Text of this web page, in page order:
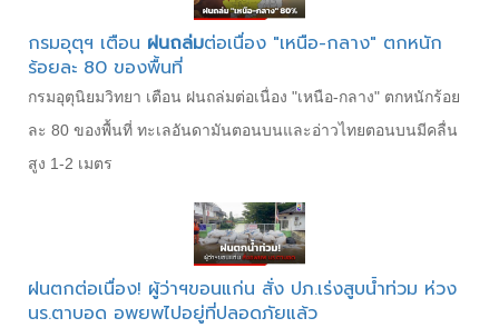
กรมอุตุฯ เตือน ฝนถล่มต่อเนื่อง "เหนือ-กลาง" ตกหนัก
ร้อยละ 80 ของพื้นที่
กรมอุตุนิยมวิทยา เตือน ฝนถล่มต่อเนื่อง "เหนือ-กลาง" ตกหนักร้อย
ละ 80 ของพื้นที่ ทะเลอันดามันตอนบนและอ่าวไทยตอนบนมีคลื่น
สูง 1-2 เมตร
ฝนตกต่อเนื่อง! ผู้ว่าฯขอนแก่น สั่ง ปภ.เร่งสูบน้ำท่วม ห่วง
นร.ตาบอด อพยพไปอยู่ที่ปลอดภัยแล้ว